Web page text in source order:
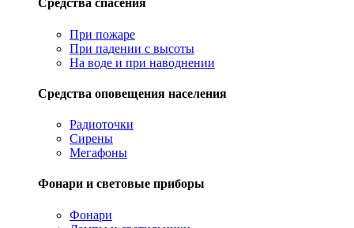
Средства спасения
При пожаре
При падении с высоты
На воде и при наводнении
Средства оповещения населения
Радиоточки
Сирены
Мегафоны
Фонари и световые приборы
Фонари